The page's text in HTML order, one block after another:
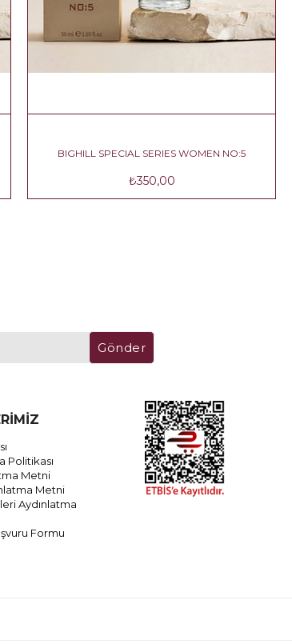
NO:4 BIGHILL SPECIAL SERIES WOMEN
Gönder
Politikası
Metni
Metni
Aydınlatma
Formu